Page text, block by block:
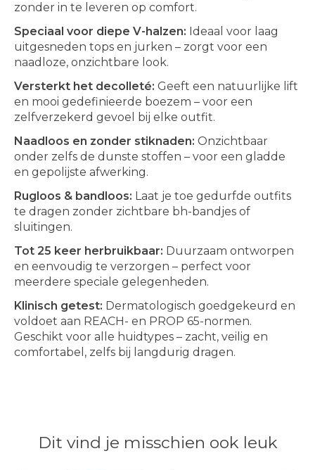
zonder in te leveren op comfort.
Speciaal voor diepe V-halzen: Ideaal voor laag
uitgesneden tops en jurken – zorgt voor een
naadloze, onzichtbare look.
Versterkt het decolleté: Geeft een natuurlijke lift
en mooi gedefinieerde boezem – voor een
zelfverzekerd gevoel bij elke outfit.
Naadloos en zonder stiknaden: Onzichtbaar
onder zelfs de dunste stoffen – voor een gladde
en gepolijste afwerking.
Rugloos & bandloos: Laat je toe gedurfde outfits
te dragen zonder zichtbare bh-bandjes of
sluitingen.
Tot 25 keer herbruikbaar: Duurzaam ontworpen
en eenvoudig te verzorgen – perfect voor
meerdere speciale gelegenheden.
Klinisch getest: Dermatologisch goedgekeurd en
voldoet aan REACH- en PROP 65-normen.
Geschikt voor alle huidtypes – zacht, veilig en
comfortabel, zelfs bij langdurig dragen.
Dit vind je misschien ook leuk